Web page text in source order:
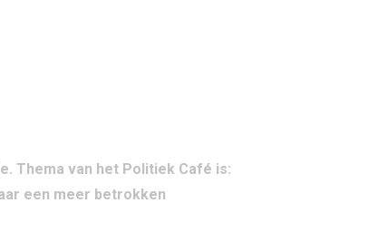
Thema van het Politiek Café is:
een meer betrokken